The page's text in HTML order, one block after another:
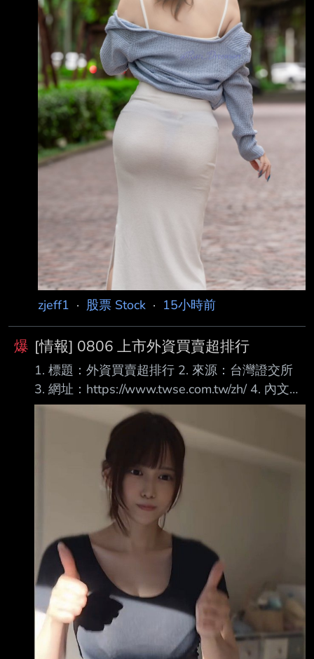
zjeff1 · 股票 Stock · 15小時前
爆 [情報] 0806 上市外資買賣超排行
1. 標題：外資買賣超排行 2. 來源：台灣證交所
3. 網址：https://www.twse.com.tw/zh/ 4. 內文：
買超 1 00632R 元大台灣50反1 46,046 2 6770
力積電 38,628 3 3481 群創 37,748 4 00403A
主動統一升級50 36,705 5 2317 鴻海 21,743 6
2002 中鋼 16,223 7 2027 大成鋼 14,914 8
1402 遠東新 14,490 9 2303 聯電 14,462 10
1101 台泥 14